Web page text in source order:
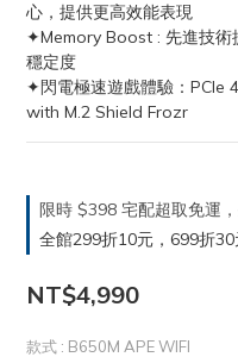
心，提供更高效能表現
✦Memory Boost : 先進技術
穩定度
✦閃電極速遊戲體驗：PCIe
with M.2 Shield Frozr
限時 $398 宅配超取免運
全館299折10元，699折
NT$4,990
款式 : B650M APE WIFI